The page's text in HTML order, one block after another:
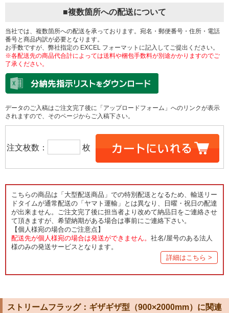
■複数箇所への配送について
当社では、複数箇所への配送を承っております。宛名・郵便番号・住所・電話
番号と商品内訳が必要となります。
お手数ですが、弊社指定の EXCEL フォーマットに記入してご提出ください。
※各配送先の商品代合計によっては送料や梱包手数料が別途かかりますのでご
了承ください。
データのご入稿はご注文完了後に「アップロードフォーム」へのリンクが表示
されますので、そのページからご入稿下さい。
注文枚数： 枚
こちらの商品は「大型配送商品」での特別配送となるため、輸送リー
ドタイムが通常配送の「ヤマト運輸」とは異なり、日曜・祝日の配達
が出来ません。ご注文完了後に担当者より改めて納品日をご連絡させ
て頂きますが、希望納期がある場合は事前にご連絡下さい。
【個人様宛の場合のご注意点】
配送先が個人様宛の場合は発送ができません。 社名/屋号のある法人
様のみの発送サービスとなります。
詳細はこちら >
ストリームフラッグ：ギザギザ型（900×2000mm）に関連